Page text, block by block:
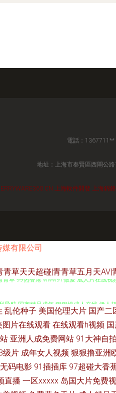
電話：1367711**
地址：上海市奉賢區西閘公
上海軟件開發 上海錦
有限公司
草天天超碰|青青草五月天
草 99热香港 www91做爱 成人片在线
品视频网 91熟女 97色色欧美性爱 成
线 天天撸天天肏 四虎色影院 在线色图
乱伦种子 美国伦理大片 国产二
图片在线观看 在线观看h视频
亚洲人成免费网站 91大神自拍
级片 成年女人视频 狠狠撸亚洲
码电影 91插插库 97超碰大香
直播 一区xxxxx 岛国大片免费